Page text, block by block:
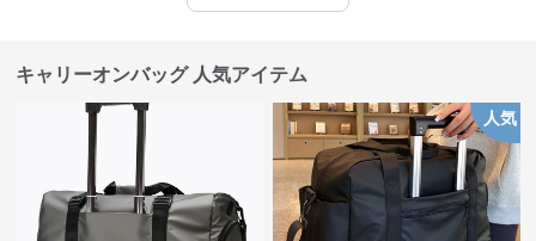
キャリーオンバッグ 人気アイテム
人気